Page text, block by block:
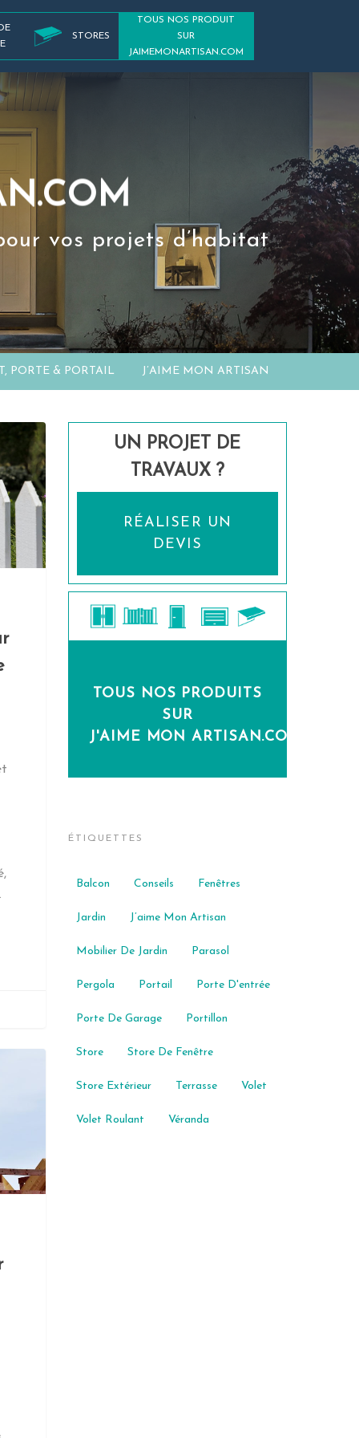
STORES
TOUS NOS PRODUIT
SUR
JAIMEMONARTISAN.COM
vos projets d’habitat
PORTE & PORTAIL J’AIME MON ARTISAN
UN PROJET DE
TRAVAUX ?
RÉALISER UN
DEVIS
TOUS NOS PRODUITS
SUR
J'AIME MON ARTISAN.COM
ÉTIQUETTES
Balcon Conseils Fenêtres
Jardin J’aime Mon Artisan
Mobilier De Jardin Parasol
Pergola Portail Porte D'entrée
Porte De Garage Portillon
Store Store De Fenêtre
Store Extérieur Terrasse Volet
Volet Roulant Véranda